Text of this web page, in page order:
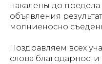
накалены до
объявления
молниеносно
Поздравляем всех
слова